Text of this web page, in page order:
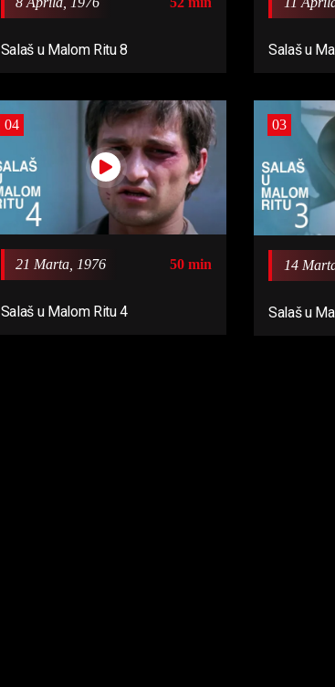
Salaš u Malom Ritu 8 Salaš u
04
21 Marta, 1976 50 min
Salaš u Malom Ritu 4
03
14
Salaš u